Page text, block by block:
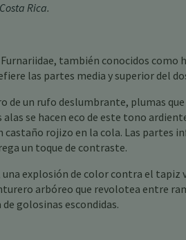
Rica.
también conocidos como
las partes media y superior del
de un rufo deslumbrante, plumas
se hacen eco de este tono
rojizo en la cola. Las partes
un toque de contraste.
explosión de color contra el tapiz
arbóreo que revolotea entre
golosinas escondidas.